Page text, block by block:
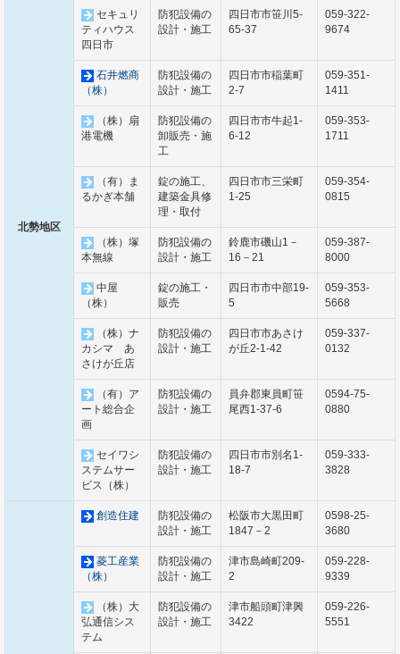
北勢地区
セキュリ
ティハウス
四日市
防犯設備の
設計・施工
四日市市笹川5-
65-37
059-322-
9674
石井燃商
（株）
防犯設備の
設計・施工
四日市市稲葉町
2-7
059-351-
1411
（株）扇
港電機
防犯設備の
卸販売・施
工
四日市市牛起1-
6-12
059-353-
1711
（有）ま
るかぎ本舗
錠の施工、
建築金具修
理・取付
四日市市三栄町
1-25
059-354-
0815
（株）塚
本無線
防犯設備の
設計・施工
鈴鹿市磯山1－
16－21
059-387-
8000
中屋
（株）
錠の施工・
販売
四日市市中部19-
5
059-353-
5668
（株）ナ
カシマ あ
さけが丘店
防犯設備の
設計・施工
四日市市あさけ
が丘2-1-42
059-337-
0132
（有）ア
ート総合企
画
防犯設備の
設計・施工
員弁郡東員町笹
尾西1-37-6
0594-75-
0880
セイワシ
ステムサー
ビス（株）
防犯設備の
設計・施工
四日市市別名1-
18-7
059-333-
3828
創造住建
防犯設備の
設計・施工
松阪市大黒田町
1847－2
0598-25-
3680
菱工産業
（株）
防犯設備の
設計・施工
津市島崎町209-
2
059-228-
9339
（株）大
弘通信シス
テム
防犯設備の
設計・施工
津市船頭町津興
3422
059-226-
5551